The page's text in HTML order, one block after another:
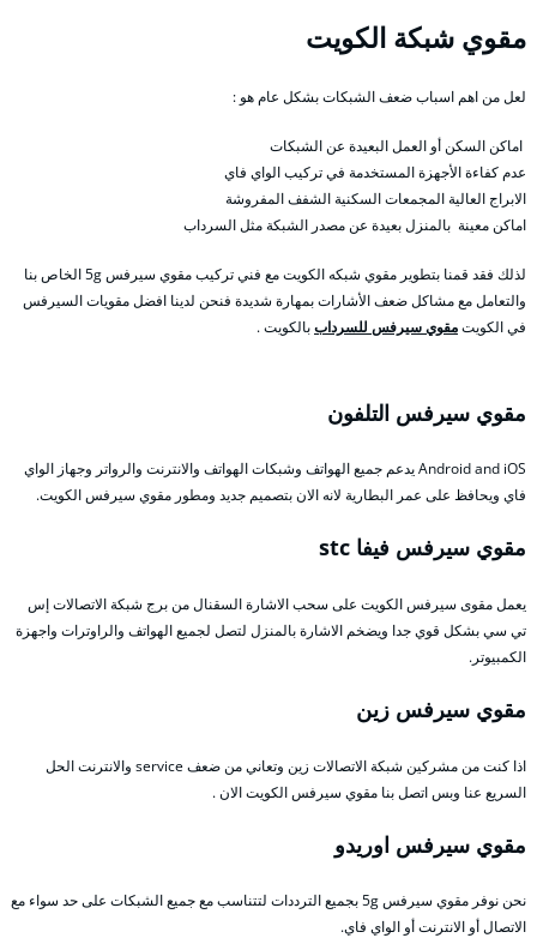
مقوي شبكة الكويت
لعل من اهم اسباب ضعف الشبكات بشكل عام هو :
اماكن السكن أو العمل البعيدة عن الشبكات
عدم كفاءة الأجهزة المستخدمة في تركيب الواي فاي
الابراج العالية المجمعات السكنية الشفف المفروشة
اماكن معينة بالمنزل بعيدة عن مصدر الشبكة مثل السرداب
لذلك فقد قمنا بتطوير مقوي شبكه الكويت مع فني تركيب مقوي سيرفس 5g الخاص بنا
والتعامل مع مشاكل ضعف الأشارات بمهارة شديدة فنحن لدينا افضل مقويات السيرفس
في الكويتمقوي سيرفس للسرداببالكويت .
مقوي سيرفس التلفون
Android and iOS يدعم جميع الهواتف وشبكات الهواتف والانترنت والرواتر وجهاز الواي
فاي ويحافظ على عمر البطارية لانه الان بتصميم جديد ومطور مقوي سيرفس الكويت.
مقوي سيرفس فيفا stc
يعمل مقوى سيرفس الكويت على سحب الاشارة السقنال من برج شبكة الاتصالات إس
تي سي بشكل قوي جدا ويضخم الاشارة بالمنزل لتصل لجميع الهواتف والراوترات واجهزة
الكمبيوتر.
مقوي سيرفس زين
اذا كنت من مشركين شبكة الاتصالات زين وتعاني من ضعف service والانترنت الحل
السريع عنا وبس اتصل بنا مقوي سيرفس الكويت الان .
مقوي سيرفس اوريدو
نحن نوفر مقوي سيرفس 5g بجميع الترددات لتتناسب مع جميع الشبكات على حد سواء مع
الاتصال أو الانترنت أو الواي فاي.